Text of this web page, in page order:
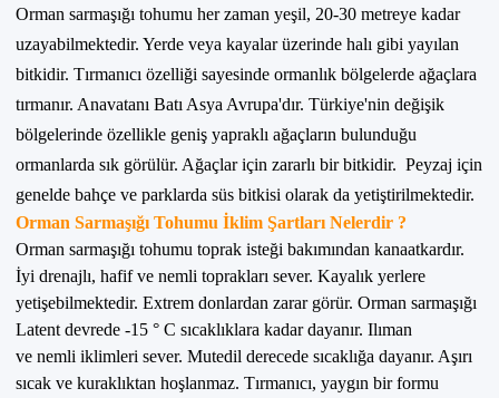
Orman sarmaşığı tohumu her zaman yeşil, 20-30 metreye kadar
uzayabilmektedir. Yerde veya kayalar üzerinde halı gibi yayılan
bitkidir. Tırmanıcı özelliği sayesinde ormanlık bölgelerde ağaçlara
tırmanır. Anavatanı Batı Asya Avrupa'dır. Türkiye'nin değişik
bölgelerinde özellikle geniş yapraklı ağaçların bulunduğu
ormanlarda sık görülür. Ağaçlar için zararlı bir bitkidir. Peyzaj için
genelde bahçe ve parklarda süs bitkisi olarak da yetiştirilmektedir.
Orman Sarmaşığı Tohumu İklim Şartları Nelerdir ?
Orman sarmaşığı tohumu toprak isteği bakımından kanaatkardır.
İyi drenajlı, hafif ve nemli toprakları sever. Kayalık yerlere
yetişebilmektedir. Extrem donlardan zarar görür. Orman sarmaşığı
Latent devrede -15 ° C sıcaklıklara kadar dayanır. Ilıman
ve nemli iklimleri sever. Mutedil derecede sıcaklığa dayanır. Aşırı
sıcak ve kuraklıktan hoşlanmaz. Tırmanıcı, yaygın bir formu